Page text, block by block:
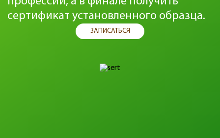
сертификат установленного образца.
ЗАПИСАТЬСЯ